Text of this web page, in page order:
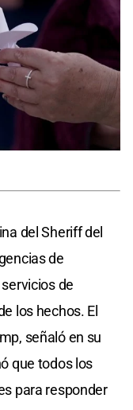
del Sheriff del
de
de
los hechos. El
señaló en su
que todos los
para responder